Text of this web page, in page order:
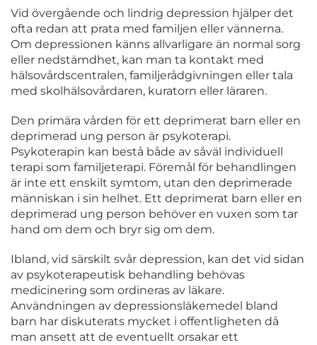
Vid övergående och lindrig depression hjälper det
ofta redan att prata med familjen eller vännerna.
Om depressionen känns allvarligare än normal sorg
eller nedstämdhet, kan man ta kontakt med
hälsovårdscentralen, familjerådgivningen eller tala
med skolhälsovårdaren, kuratorn eller läraren.
Den primära vården för ett deprimerat barn eller en
deprimerad ung person är psykoterapi.
Psykoterapin kan bestå både av såväl individuell
terapi som familjeterapi. Föremål för behandlingen
är inte ett enskilt symtom, utan den deprimerade
människan i sin helhet. Ett deprimerat barn eller en
deprimerad ung person behöver en vuxen som tar
hand om dem och bryr sig om dem.
Ibland, vid särskilt svår depression, kan det vid sidan
av psykoterapeutisk behandling behövas
medicinering som ordineras av läkare.
Användningen av depressionsläkemedel bland
barn har diskuterats mycket i offentligheten då
man ansett att de eventuellt orsakar ett